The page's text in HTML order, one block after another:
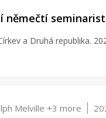
němečtí
a Druhá republika.
Melville +3 more